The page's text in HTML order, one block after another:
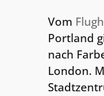
Vom
Portland
nach
London.